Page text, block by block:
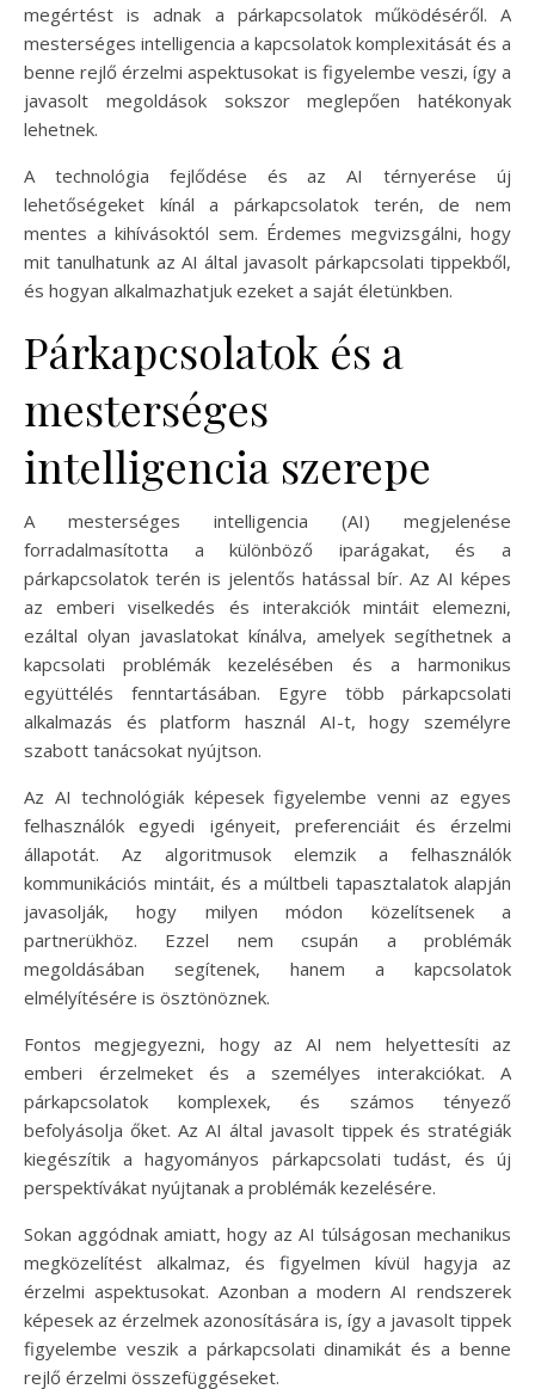
megértést is adnak a párkapcsolatok működéséről. A
mesterséges intelligencia a kapcsolatok komplexitását és a
benne rejlő érzelmi aspektusokat is figyelembe veszi, így a
javasolt megoldások sokszor meglepően hatékonyak
lehetnek.
A technológia fejlődése és az AI térnyerése új
lehetőségeket kínál a párkapcsolatok terén, de nem
mentes a kihívásoktól sem. Érdemes megvizsgálni, hogy
mit tanulhatunk az AI által javasolt párkapcsolati tippekből,
és hogyan alkalmazhatjuk ezeket a saját életünkben.
Párkapcsolatok és a
mesterséges
intelligencia szerepe
A mesterséges intelligencia (AI) megjelenése
forradalmasította a különböző iparágakat, és a
párkapcsolatok terén is jelentős hatással bír. Az AI képes
az emberi viselkedés és interakciók mintáit elemezni,
ezáltal olyan javaslatokat kínálva, amelyek segíthetnek a
kapcsolati problémák kezelésében és a harmonikus
együttélés fenntartásában. Egyre több párkapcsolati
alkalmazás és platform használ AI-t, hogy személyre
szabott tanácsokat nyújtson.
Az AI technológiák képesek figyelembe venni az egyes
felhasználók egyedi igényeit, preferenciáit és érzelmi
állapotát. Az algoritmusok elemzik a felhasználók
kommunikációs mintáit, és a múltbeli tapasztalatok alapján
javasolják, hogy milyen módon közelítsenek a
partnerükhöz. Ezzel nem csupán a problémák
megoldásában segítenek, hanem a kapcsolatok
elmélyítésére is ösztönöznek.
Fontos megjegyezni, hogy az AI nem helyettesíti az
emberi érzelmeket és a személyes interakciókat. A
párkapcsolatok komplexek, és számos tényező
befolyásolja őket. Az AI által javasolt tippek és stratégiák
kiegészítik a hagyományos párkapcsolati tudást, és új
perspektívákat nyújtanak a problémák kezelésére.
Sokan aggódnak amiatt, hogy az AI túlságosan mechanikus
megközelítést alkalmaz, és figyelmen kívül hagyja az
érzelmi aspektusokat. Azonban a modern AI rendszerek
képesek az érzelmek azonosítására is, így a javasolt tippek
figyelembe veszik a párkapcsolati dinamikát és a benne
rejlő érzelmi összefüggéseket.